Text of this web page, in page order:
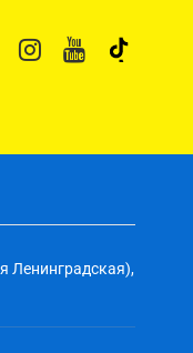
Ленинградская),